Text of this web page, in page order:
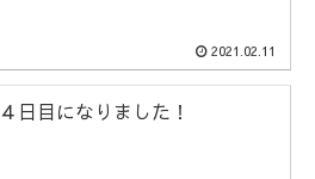
2021.02.11
４日目になりました！